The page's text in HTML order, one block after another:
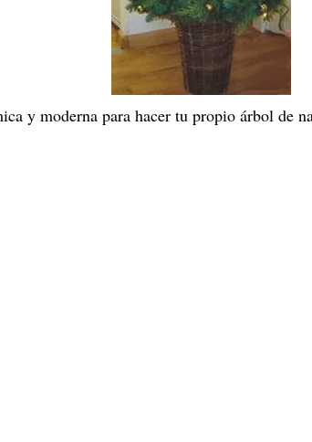
y moderna para hacer tu propio árbol de